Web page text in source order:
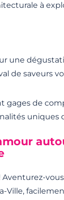
à
une
de saveurs
gages de
uniques
Ville,